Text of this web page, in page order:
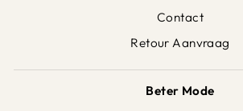
Contact
Retour Aanvraag
Beter Mode